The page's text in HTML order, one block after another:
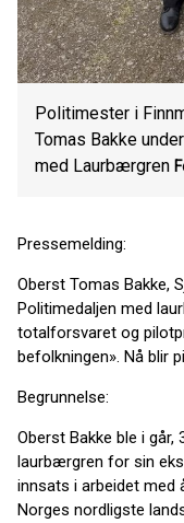
Politimester i
Tomas Bakke
med Laurbærgren
Pressemelding:
Oberst Tomas Bakke,
Politimedaljen med
totalforsvaret og
befolkningen». Nå blir
Begrunnelse:
Oberst Bakke ble i går,
laurbærgren for sin
innsats i arbeidet med
Norges nordligste